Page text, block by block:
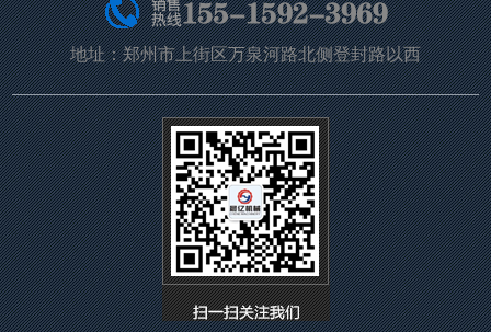
地址：郑州市上街区万泉河路北侧登封路以西